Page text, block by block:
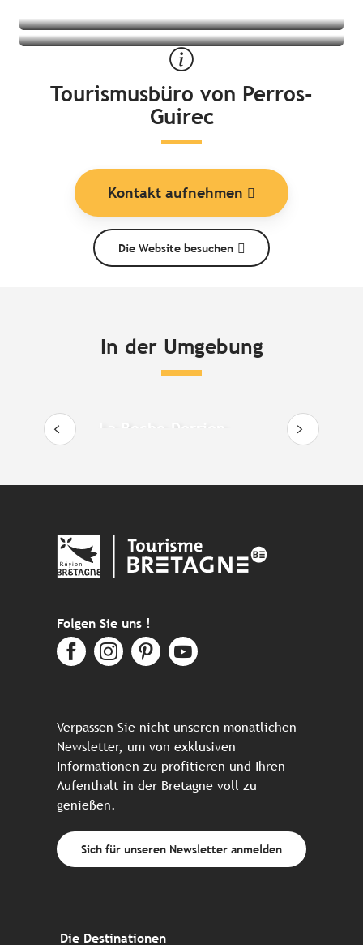
Tourismusbüro von Perros-
Guirec
Kontakt aufnehmen
Die Website besuchen
In der Umgebung
La Roche-Derrien
Folgen Sie uns !
Verpassen Sie nicht unseren monatlichen
Newsletter, um von exklusiven
Informationen zu profitieren und Ihren
Aufenthalt in der Bretagne voll zu
genießen.
Sich für unseren Newsletter anmelden
Die Destinationen